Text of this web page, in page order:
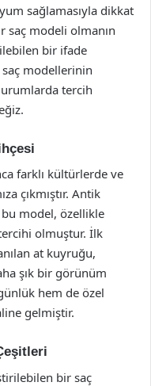
sağlamasıyla dikkat
saç modeli olmanın
bir ifade
modellerinin
tercih
farklı kültürlerde ve
çıkmıştır. Antik
bu model, özellikle
olmuştur. İlk
at kuyruğu,
şık bir görünüm
hem de özel
gelmiştir.
bir saç